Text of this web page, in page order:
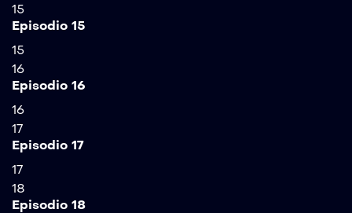
15
Episodio 15
15
16
Episodio 16
16
17
Episodio 17
17
18
Episodio 18